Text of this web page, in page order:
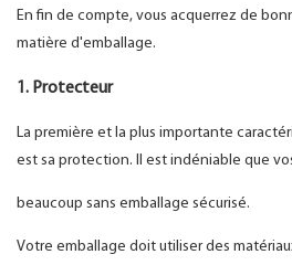
En fin de compte, vous acquerrez de
matière d'emballage.
1. Protecteur
La première et la plus importante
est sa protection. Il est indéniable que
beaucoup sans emballage sécurisé.
Votre emballage doit utiliser des